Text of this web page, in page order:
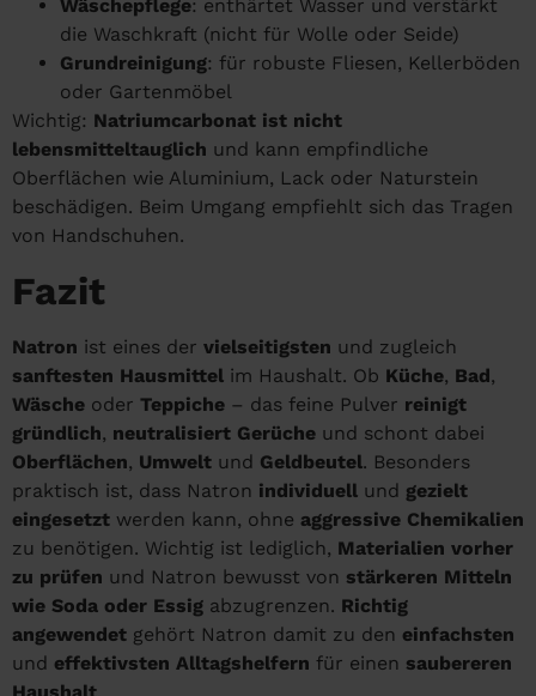
Wäschepflege: enthärtet Wasser und verstärkt
die Waschkraft (nicht für Wolle oder Seide)
Grundreinigung: für robuste Fliesen, Kellerböden
oder Gartenmöbel
Wichtig: Natriumcarbonat ist nicht
lebensmitteltauglich und kann empfindliche
Oberflächen wie Aluminium, Lack oder Naturstein
beschädigen. Beim Umgang empfiehlt sich das Tragen
von Handschuhen.
Fazit
Natron ist eines der vielseitigsten und zugleich
sanftesten Hausmittel im Haushalt. Ob Küche, Bad,
Wäsche oder Teppiche – das feine Pulver reinigt
gründlich, neutralisiert Gerüche und schont dabei
Oberflächen, Umwelt und Geldbeutel. Besonders
praktisch ist, dass Natron individuell und gezielt
eingesetzt werden kann, ohne aggressive Chemikalien
zu benötigen. Wichtig ist lediglich, Materialien vorher
zu prüfen und Natron bewusst von stärkeren Mitteln
wie Soda oder Essig abzugrenzen. Richtig
angewendet gehört Natron damit zu den einfachsten
und effektivsten Alltagshelfern für einen saubereren
Haushalt.